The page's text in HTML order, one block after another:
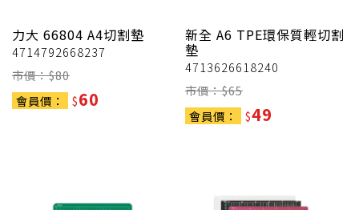
力大 66804 A4切割墊
4714792668237
市價：$80
會員價：
$60
新全 A6 TPE環保質輕切割
墊
4713626618240
市價：$65
會員價：
$49